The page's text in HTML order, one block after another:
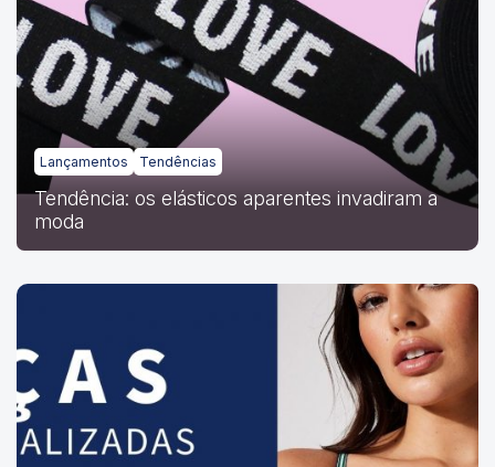
Lançamentos Tendências
Tendência: os elásticos aparentes invadiram a
moda